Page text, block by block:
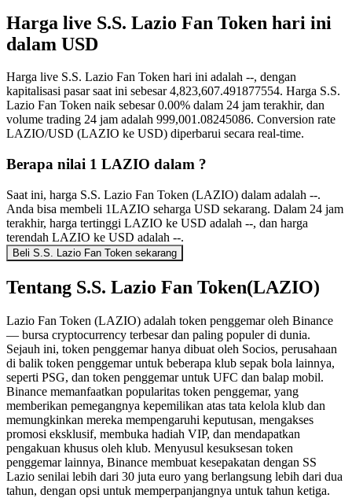
Harga live S.S. Lazio Fan Token hari ini
dalam USD
Harga live S.S. Lazio Fan Token hari ini adalah --, dengan
kapitalisasi pasar saat ini sebesar 4,823,607.491877554. Harga S.S.
Lazio Fan Token naik sebesar 0.00% dalam 24 jam terakhir, dan
volume trading 24 jam adalah 999,001.08245086. Conversion rate
LAZIO/USD (LAZIO ke USD) diperbarui secara real-time.
Berapa nilai 1 LAZIO dalam ?
Saat ini, harga S.S. Lazio Fan Token (LAZIO) dalam adalah --.
Anda bisa membeli 1LAZIO seharga USD sekarang. Dalam 24 jam
terakhir, harga tertinggi LAZIO ke USD adalah --, dan harga
terendah LAZIO ke USD adalah --.
Beli S.S. Lazio Fan Token sekarang
Tentang S.S. Lazio Fan Token(LAZIO)
Lazio Fan Token (LAZIO) adalah token penggemar oleh Binance
— bursa cryptocurrency terbesar dan paling populer di dunia.
Sejauh ini, token penggemar hanya dibuat oleh Socios, perusahaan
di balik token penggemar untuk beberapa klub sepak bola lainnya,
seperti PSG, dan token penggemar untuk UFC dan balap mobil.
Binance memanfaatkan popularitas token penggemar, yang
memberikan pemegangnya kepemilikan atas tata kelola klub dan
memungkinkan mereka mempengaruhi keputusan, mengakses
promosi eksklusif, membuka hadiah VIP, dan mendapatkan
pengakuan khusus oleh klub. Menyusul kesuksesan token
penggemar lainnya, Binance membuat kesepakatan dengan SS
Lazio senilai lebih dari 30 juta euro yang berlangsung lebih dari dua
tahun, dengan opsi untuk memperpanjangnya untuk tahun ketiga.